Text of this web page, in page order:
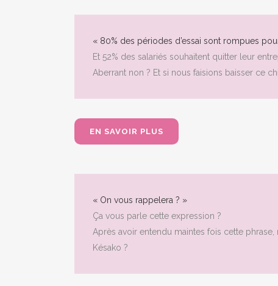
« 80% des périodes d’essai sont rompues
Et 52% des salariés souhaitent quitter leur
Aberrant non ? Et si nous faisions baisser ce
EN SAVOIR PLUS
« On vous rappelera ? »
Ça vous parle cette expression ?
Après avoir entendu maintes fois cette phrase,
Késako ?